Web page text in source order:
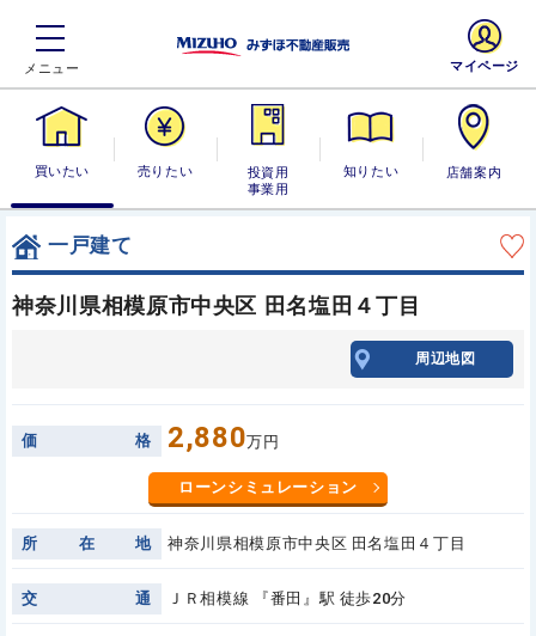
買いたい 売りたい
投資用・事業
用
知りたい 店舗案内
マイページ
一戸建て
神奈川県相模原市中央区 田名塩田４丁目
周辺地図
価 格 2,880万円
ローンシミュレーション
所 在 地 神奈川県相模原市中央区 田名塩田４丁目
交 通 ＪＲ相模線 『番田』駅 徒歩20分